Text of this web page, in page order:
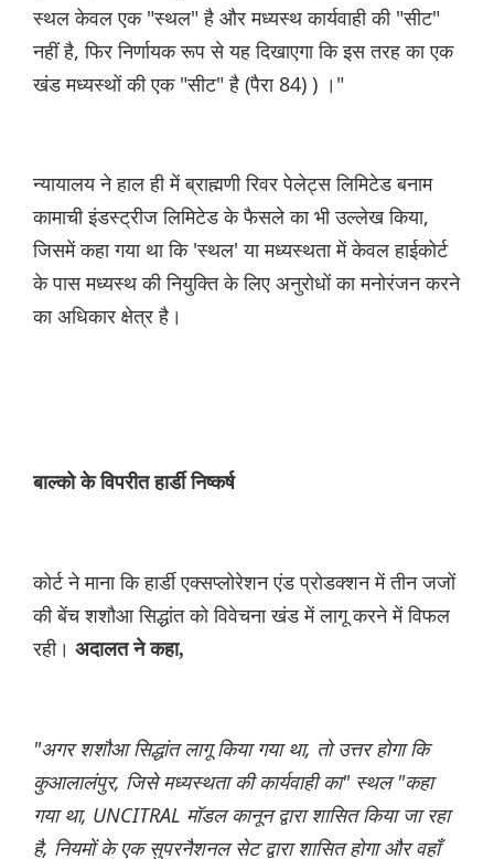
स्थल केवल एक "स्थल" है और मध्यस्थ कार्यवाही की "सीट"
नहीं है, फिर निर्णायक रूप से यह दिखाएगा कि इस तरह का एक
खंड मध्यस्थों की एक "सीट" है (पैरा 84) ) ।"
न्यायालय ने हाल ही में ब्राह्मणी रिवर पेलेट्स लिमिटेड बनाम
कामाची इंडस्ट्रीज लिमिटेड के फैसले का भी उल्लेख किया,
जिसमें कहा गया था कि 'स्थल' या मध्यस्थता में केवल हाईकोर्ट
के पास मध्यस्थ की नियुक्ति के लिए अनुरोधों का मनोरंजन करने
का अधिकार क्षेत्र है।
बाल्को के विपरीत हार्डी निष्कर्ष
कोर्ट ने माना कि हार्डी एक्सप्लोरेशन एंड प्रोडक्शन में तीन जजों
की बेंच शशौआ सिद्धांत को विवेचना खंड में लागू करने में विफल
रही। अदालत ने कहा,
"अगर शशौआ सिद्धांत लागू किया गया था, तो उत्तर होगा कि
कुआलालंपुर, जिसे मध्यस्थता की कार्यवाही का" स्थल "कहा
गया था, UNCITRAL मॉडल कानून द्वारा शासित किया जा रहा
है, नियमों के एक सुपरनैशनल सेट द्वारा शासित होगा और वहाँ